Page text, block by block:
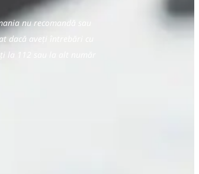
nu recomandă sau
dacă aveți întrebări cu
la 112 sau la alt număr